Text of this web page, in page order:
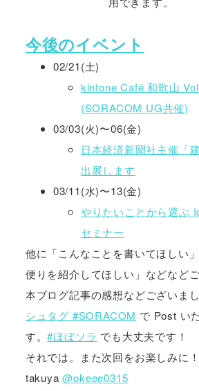
今後のイベント
02/21(土)
kintone Café 和歌山
(SORACOM UG共催)
03/03(火)〜06(金)
日本経済新聞社主催「
出展します
03/11(水)〜13(金)
やりたいことから選ぶ
セミナー
他に「こんなことを書いてほしい
便りを紹介してほしい」などなど
本ブログ記事の感想などございまし
シュタグ #SORACOM で Post い
す。#ほぼソラ でも大丈夫です！
それでは。また次回をお楽しみに
takuya@okeee0315